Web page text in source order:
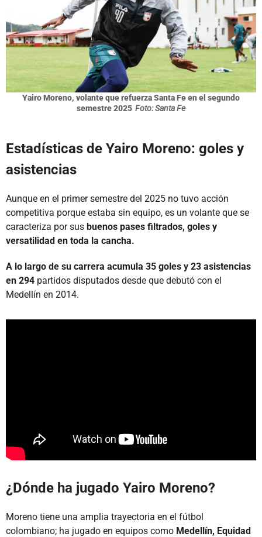
Yairo Moreno, volante que refuerza Santa Fe en el segundo
semestre 2025 Foto: Santa Fe
Estadísticas de Yairo Moreno: goles y
asistencias
Aunque en el primer semestre del 2025 no tuvo acción
competitiva porque estaba sin equipo, es un volante que se
caracteriza por sus buenos pases filtrados, goles y
versatilidad en toda la cancha.
A lo largo de su carrera acumula 35 goles y 23 asistencias
en 294 partidos disputados desde que debutó con el
Medellín en 2014.
¿Dónde ha jugado Yairo Moreno?
Moreno tiene una amplia trayectoria en el fútbol
colombiano; ha jugado en equipos como Medellín, Equidad